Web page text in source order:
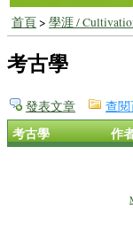
首頁> 學涯 /
考古學
發表文章 查
考古學 作